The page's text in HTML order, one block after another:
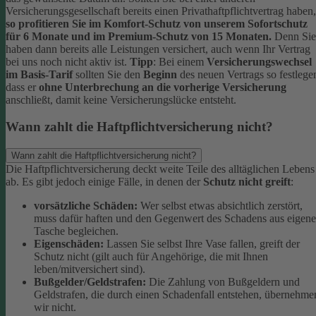
Versicherungsgesellschaft bereits einen Privathaftpflichtvertrag haben,
so profitieren Sie im Komfort-Schutz von unserem Sofortschutz
für 6 Monate und im Premium-Schutz von 15 Monaten. Denn Sie
haben dann bereits alle Leistungen versichert, auch wenn Ihr Vertrag
bei uns noch nicht aktiv ist. Tipp: Bei einem Versicherungswechsel
im Basis-Tarifsollten Sie den Beginn des neuen Vertrags so
dass er ohne Unterbrechung an die vorherige Versicherung
anschließt, damit keine Versicherungslücke entsteht.
Wann zahlt die Haftpflichtversicherung nicht?
Wann zahlt die Haftpflichtversicherung nicht?
Die Haftpflichtversicherung deckt weite Teile des alltäglichen Lebens
ab. Es gibt jedoch einige Fälle, in denen der Schutz nicht greift:
vorsätzliche Schäden: Wer selbst etwas absichtlich zerstört,
muss dafür haften und den Gegenwert des Schadens aus
Tasche begleichen.
Eigenschäden: Lassen Sie selbst Ihre Vase fallen, greift der
Schutz nicht (gilt auch für Angehörige, die mit Ihnen
leben/mitversichert sind).
Bußgelder/Geldstrafen: Die Zahlung von Bußgeldern und
Geldstrafen, die durch einen Schadenfall entstehen,
wir nicht.